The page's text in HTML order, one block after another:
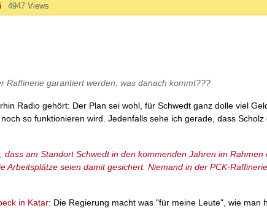
4947 Views
Raffinerie garantiert werden, was danach kommt???
Radio gehört: Der Plan sei wohl, für Schwedt ganz dolle viel
so funktionieren wird. Jedenfalls sehe ich gerade, dass
am Standort Schwedt in den kommenden Jahren im
Arbeitsplätze seien damit gesichert. Niemand in der PCK-
in Katar: Die Regierung macht was "für meine Leute", wie man